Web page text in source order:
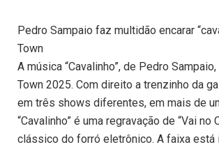
Pedro Sampaio faz multidão encarar
Town
A música “Cavalinho”, de Pedro
Town 2025. Com direito a trenzinho da
em três shows diferentes, em mais de
“Cavalinho” é uma regravação de “Vai no
clássico do forró eletrônico. A faixa está